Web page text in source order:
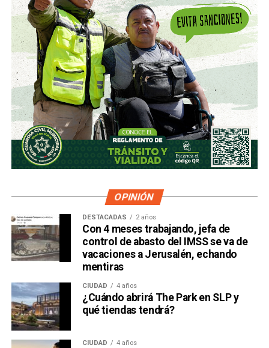
OPINIÓN
DESTACADAS 2 años
Con 4 meses trabajando, jefa de
control de abasto del IMSS se va de
vacaciones a Jerusalén, echando
mentiras
CIUDAD 4 años
¿Cuándo abrirá The Park en SLP y
qué tiendas tendrá?
CIUDAD 4 años